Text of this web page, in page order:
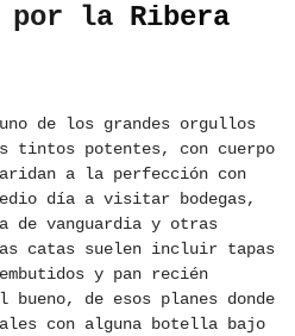
por la Ribera
de los grandes orgullos
tintos potentes, con cuerpo
a la perfección con
día a visitar bodegas,
de vanguardia y otras
catas suelen incluir tapas
y pan recién
bueno, de esos planes donde
con alguna botella bajo